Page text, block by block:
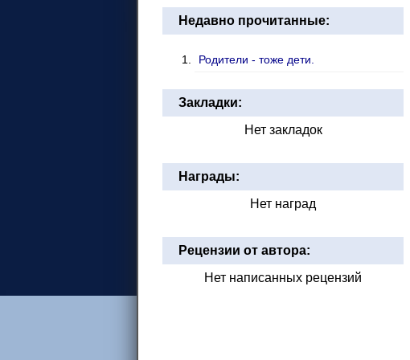
Недавно прочитанные:
Родители - тоже дети.
Закладки:
Нет закладок
Награды:
Нет наград
Рецензии от автора:
Нет написанных рецензий